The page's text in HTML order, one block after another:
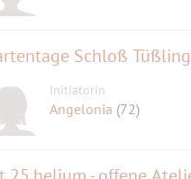
Schloß Tüßling
Initiatorin
Angelonia (72)